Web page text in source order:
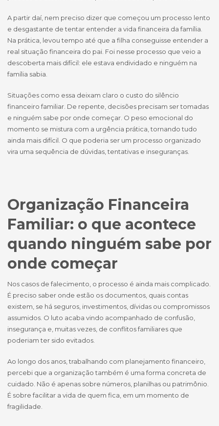
A partir daí, nem preciso dizer que começou um processo lento
e desgastante de tentar entender a vida financeira da família.
Na prática, levou tempo até que a filha conseguisse entender a
real situação financeira do pai. Foi nesse processo que veio a
descoberta mais difícil: ele estava endividado e ninguém na
família sabia.
Situações como essa deixam claro o custo do silêncio
financeiro familiar. De repente, decisões precisam ser tomadas
e ninguém sabe por onde começar. O peso emocional do
momento se mistura com a urgência prática, tornando tudo
ainda mais difícil. O que poderia ser um processo organizado
vira uma sequência de dúvidas, tentativas e inseguranças.
Organização Financeira
Familiar: o que acontece
quando ninguém sabe por
onde começar
Nos casos de falecimento, o processo é ainda mais complicado.
É preciso saber onde estão os documentos, quais contas
existem, se há seguros, investimentos, dívidas ou compromissos
assumidos. O luto acaba vindo acompanhado de confusão,
insegurança e, muitas vezes, de conflitos familiares que
poderiam ter sido evitados.
Ao longo dos anos, trabalhando com planejamento financeiro,
percebi que a organização também é uma forma concreta de
cuidado. Não é apenas sobre números, planilhas ou patrimônio.
É sobre facilitar a vida de quem fica, em um momento de
fragilidade.